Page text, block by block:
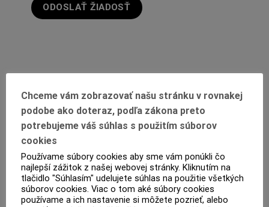
POPIS
PRODUKTOVÝ LIST
RECENZIE (0)
Chceme vám zobrazovať našu stránku v rovnakej
podobe ako doteraz, podľa zákona preto
potrebujeme váš súhlas s použitím súborov
cookies
Používame súbory cookies aby sme vám ponúkli čo
najlepší zážitok z našej webovej stránky. Kliknutím na
tlačidlo "Súhlasím" udelujete súhlas na použitie všetkých
súborov cookies. Viac o tom aké súbory cookies
používame a ich nastavenie si môžete pozrieť, alebo